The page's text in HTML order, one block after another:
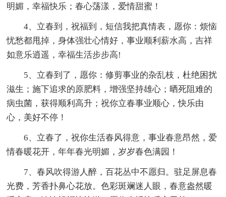
明媚，幸福快乐；春心荡漾，爱情甜蜜！
4、立春到，祝福到，短信我把真情表，愿你：烦恼
忧愁都甩掉，身体强壮心情好，事业顺利薪水高，吉祥
如意乐逍遥，幸福生活步步高!
5、立春到了，愿你：修剪事业的杂乱枝，杜绝困扰
滋生；施下追求的原肥料，增强坚持雄心；晒死阻难的
病虫菌，获得顺利高升；祝你立春事业顺心，快乐由
心，美好不停！
6、立春了，祝你生活春风得意，事业春意昂然，爱
情春暖花开，年年春光明媚，岁岁春色满园！
7、春风吹得游人醉，百花丛中不愿归。驻足屏息春
光费，芳香扑鼻心花放。色彩斑斓迷人眼，春意盎然暖